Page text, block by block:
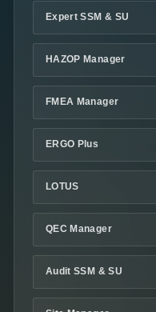
Expert SSM & SU
HAZOP Manager
FMEA Manager
ERGO Plus
LOTUS
QEC Manager
Audit SSM & SU